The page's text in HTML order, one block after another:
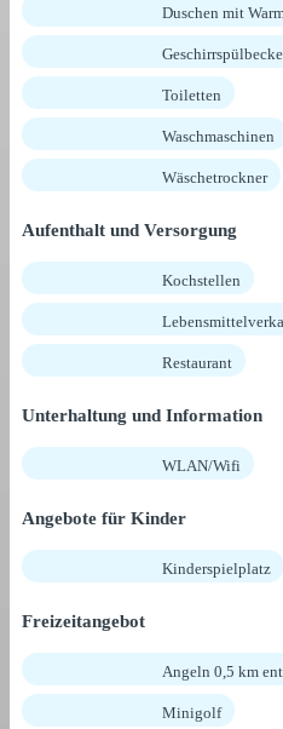
Duschen mit
Toiletten
Waschmaschinen
Wäschetrockner
Aufenthalt und Versorgung
Kochstellen
Restaurant
Unterhaltung und Information
WLAN/Wifi
Angebote für Kinder
Kinderspielplatz
Freizeitangebot
Angeln 0,5 km
Minigolf